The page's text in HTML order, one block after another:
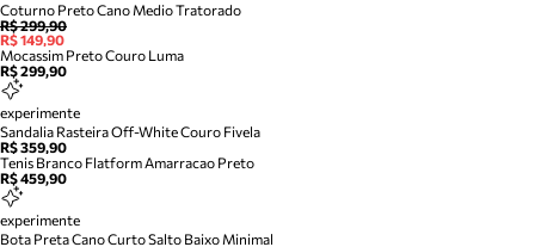
Coturno Preto Cano Medio Tratorado
R$ 299,90
R$ 149,90
Mocassim Preto Couro Luma
R$ 299,90
experimente
Sandalia Rasteira Off-White Couro Fivela
R$ 359,90
Tenis Branco Flatform Amarracao Preto
R$ 459,90
experimente
Bota Preta Cano Curto Salto Baixo Minimal